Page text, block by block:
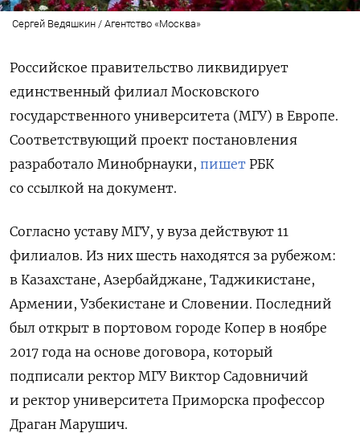
Сергей Ведяшкин / Агентство «Москва»
Российское правительство ликвидирует
единственный филиал Московского
государственного университета (МГУ) в Европе.
Соответствующий проект постановления
разработало Минобрнауки, пишет РБК
со ссылкой на документ.
Согласно уставу МГУ, у вуза действуют 11
филиалов. Из них шесть находятся за рубежом:
в Казахстане, Азербайджане, Таджикистане,
Армении, Узбекистане и Словении. Последний
был открыт в портовом городе Копер в ноябре
2017 года на основе договора, который
подписали ректор МГУ Виктор Садовничий
и ректор университета Приморска профессор
Драган Марушич.